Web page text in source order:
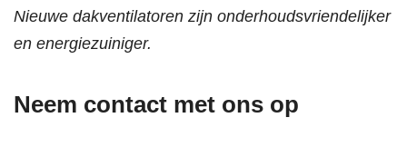
Nieuwe dakventilatoren zijn onderhoudsvriendelijker
en energiezuiniger.
Neem contact met ons op